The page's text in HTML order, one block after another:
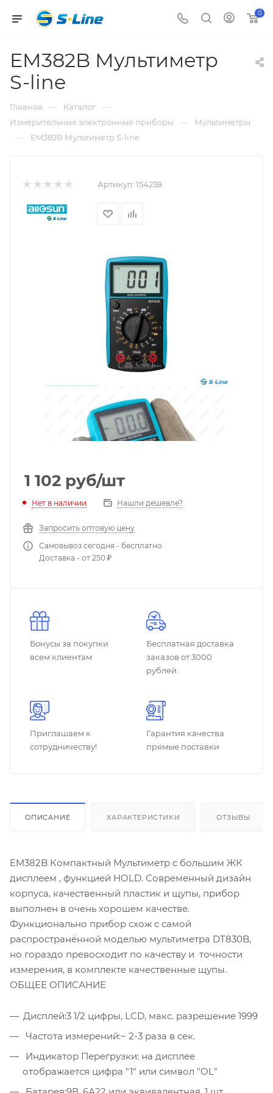
0
EM382B Мультиметр
S-line
Главная — Каталог —
Измерительные электронные приборы — Мультиметры
— EM382B Мультиметр S-line
Артикул: 154238
1 102 руб/шт
Нет в наличии Нашли дешевле?
Запросить оптовую цену
Самовывоз сегодня - бесплатно
Доставка - от 250 ₽
Бонусы за покупки
всем клиентам
Бесплатная доставка
заказов от 3000
рублей.
Приглашаем к
сотрудничеству!
Гарантия качества
прямые поставки
ОПИСАНИЕ ХАРАКТЕРИСТИКИ ОТЗЫВЫ
EM382B Компактный Мультиметр с большим ЖК
дисплеем , функцией HOLD. Современный дизайн
корпуса, качественный пластик и щупы, прибор
выполнен в очень хорошем качестве.
Функционально прибор схож с самой
распространённой моделью мультиметра DT830B,
но гораздо превосходит по качеству и точности
измерения, в комплекте качественные щупы.
ОБЩЕЕ ОПИСАНИЕ
Дисплей:3 1/2 цифры, LCD, макс. разрешение 1999
Частота измерений:~ 2-3 раза в сек.
Индикатор Перегрузки: на дисплее
отображается цифра "1" или символ "OL"